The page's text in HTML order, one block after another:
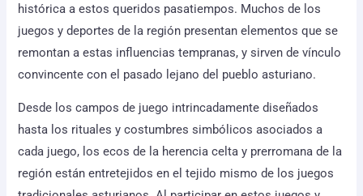
histórica a estos queridos pasatiempos. Muchos de los
juegos y deportes de la región presentan elementos que se
remontan a estas influencias tempranas, y sirven de vínculo
convincente con el pasado lejano del pueblo asturiano.
Desde los campos de juego intrincadamente diseñados
hasta los rituales y costumbres simbólicos asociados a
cada juego, los ecos de la herencia celta y prerromana de la
región están entretejidos en el tejido mismo de los juegos